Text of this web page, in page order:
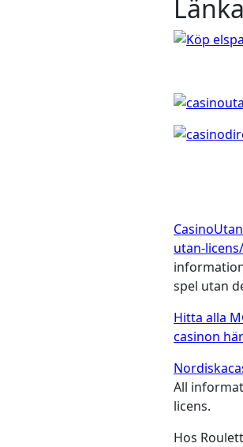
utan-licens/
spel utan
Hitta alla
casinon här
All
licens.
Hos